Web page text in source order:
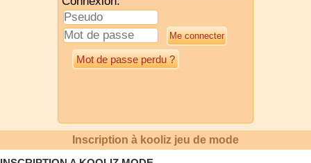
Mot de passe perdu ?
Inscription à kooliz jeu de mode